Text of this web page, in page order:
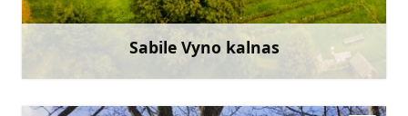
Sabile Vyno kalnas
Eik su
Sužinoti daugiau